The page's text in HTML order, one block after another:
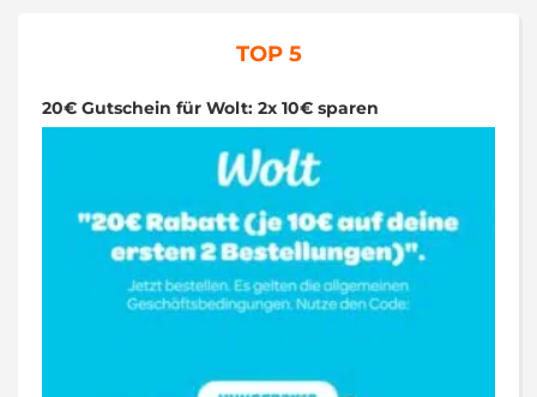
TOP 5
20€ Gutschein für Wolt: 2x 10€ sparen